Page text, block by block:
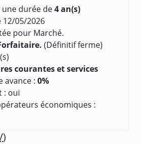
durée de4 an(s)
12/05/2026
pour Marché.
(Définitif ferme)
courantes et services
: 0%
: oui
économiques :
)